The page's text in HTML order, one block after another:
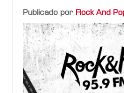
Publicado por Rock And